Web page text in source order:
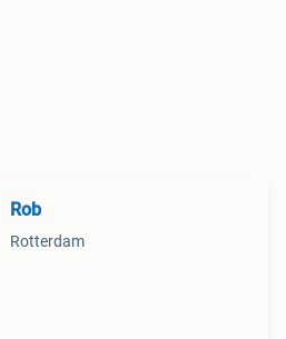
Rob
Rotterdam